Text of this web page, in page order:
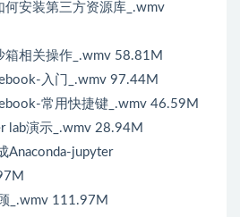
何安装第三方资源库_.wmv
箱相关操作_.wmv 58.81M
入门_.wmv 97.44M
常用快捷键_.wmv 46.59M
lab演示_.wmv 28.94M
Anaconda-jupyter
_.wmv 111.97M